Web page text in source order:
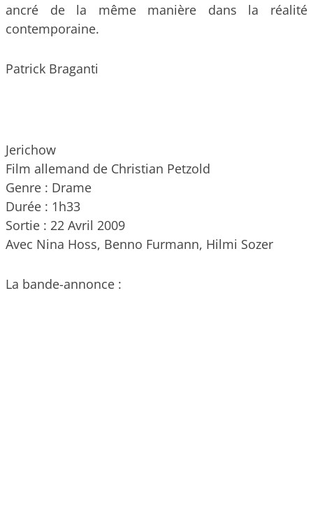
ancré de la même manière dans la réalité
contemporaine.
Patrick Braganti
Jerichow
Film allemand de Christian Petzold
Genre : Drame
Durée : 1h33
Sortie : 22 Avril 2009
Avec Nina Hoss, Benno Furmann, Hilmi Sozer
La bande-annonce :